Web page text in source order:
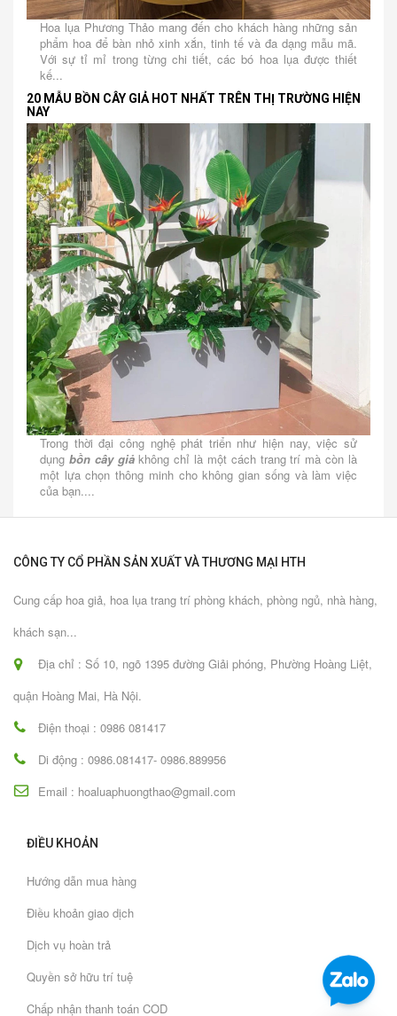
Hoa lụa Phương Thảo mang đến cho khách hàng những sản
phẩm hoa để bàn nhỏ xinh xắn, tinh tế và đa dạng mẫu mã.
Với sự tỉ mỉ trong từng chi tiết, các bó hoa lụa được thiết
kế...
20 MẪU BỒN CÂY GIẢ HOT NHẤT TRÊN THỊ TRƯỜNG HIỆN
NAY
Trong thời đại công nghệ phát triển như hiện nay, việc sử
dụng bồn cây giảkhông chỉ là một cách trang trí mà còn là
một lựa chọn thông minh cho không gian sống và làm việc
của bạn....
CÔNG TY CỔ PHẦN SẢN XUẤT VÀ THƯƠNG MẠI HTH
Cung cấp hoa giả, hoa lụa trang trí phòng khách, phòng ngủ, nhà hàng,
khách sạn...
Địa chỉ : Số 10, ngõ 1395 đường Giải phóng, Phường Hoàng Liệt,
quận Hoàng Mai, Hà Nội.
Điện thoại : 0986 081417
Di động : 0986.081417- 0986.889956
Email : hoaluaphuongthao@gmail.com
ĐIỀU KHOẢN
Hướng dẫn mua hàng
Điều khoản giao dịch
Dịch vụ hoàn trả
Quyền sở hữu trí tuệ
Chấp nhận thanh toán COD